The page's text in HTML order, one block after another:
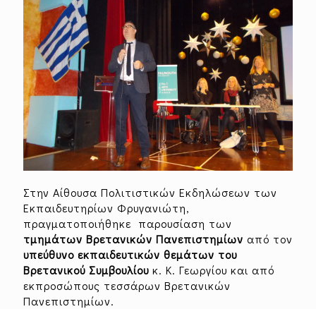
Στην Αίθουσα Πολιτιστικών Εκδηλώσεων των
Εκπαιδευτηρίων Φρυγανιώτη,
πραγματοποιήθηκε παρουσίαση των
τμημάτων Βρετανικών Πανεπιστημίων από τον
υπεύθυνο εκπαιδευτικών θεμάτων του
Βρετανικού Συμβουλίου κ. Κ. Γεωργίου και από
εκπροσώπους τεσσάρων Βρετανικών
Πανεπιστημίων.